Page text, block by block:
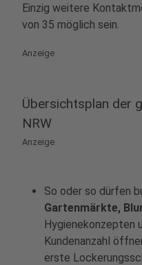
Einzig weitere
von 35 möglich sein.
Anzeige
Übersichtsplan der
NRW
Anzeige
So oder so dürfen
Gartenmärkte,
Hygienekonzepten
Kundenanzahl
erste